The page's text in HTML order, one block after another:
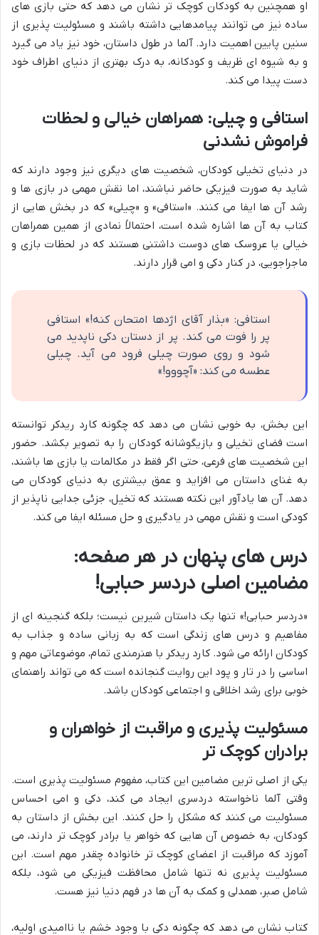
او همچنین به کودکان کوچک تر نشان می دهد که حتی بازی های
ساده نیز می توانند پیامدهایی داشته باشند و مسئولیت پذیری از
سنین پایین اهمیت دارد. آلما در طول داستان، خود نیز یاد می گیرد
و به شیوه ای ظریف و کودکانه، به درک بهتری از دنیای اطراف خود
دست پیدا می کند.
استافی و چیلی: همراهان خیالی و لحظات
فراموش نشدنی
در دنیای تخیلی کودکان، شخصیت های دیگری نیز وجود دارند که
شاید به صورت فیزیکی حاضر نباشند، اما نقش مهمی در بازی ها و
رشد آن ها ایفا می کنند. «استافی» و «چیلی» که در بخش هایی از
کتاب به آن ها اشاره شده است، احتمالاً نمادی از همین همراهان
خیالی یا عروسک های دوست داشتنی هستند که در لحظات بازی و
ماجراجویی، در کنار دکی و امی قرار دارند.
استافی: «بذار آقای اژدها امتحان کنه!» استافی
پر را فوت می کند. پر از دستان دکی ناپدید می
شود و روی صورت چیلی فرود می آید. چیلی
عطسه می کند: «آچووو!»
این بخش، به خوبی نشان می دهد که چگونه کارد ریدکر توانسته
است فضای تخیلی و بازیگوشانه کودکان را به تصویر بکشد. حضور
این شخصیت های فرعی، حتی اگر فقط در مکالمات یا بازی ها باشند،
به غنای داستان می افزاید و عمق بیشتری به دنیای کودکان می
دهد. آن ها یادآور این نکته هستند که تخیل، جزئی جدایی ناپذیر از
کودکی است و نقش مهمی در یادگیری و حل مسئله ایفا می کند.
درس های پنهان در هر صفحه:
مضامین اصلی دردسر حبابی!
«دردسر حبابی!» تنها یک داستان شیرین نیست؛ بلکه گنجینه ای از
مفاهیم و درس های زندگی است که به زبانی ساده و جذاب به
کودکان ارائه می شود. کارد ریدکر با هنرمندی تمام، موضوعاتی مهم و
اساسی را در تار و پود این روایت گنجانده است که می تواند راهنمای
خوبی برای رشد اخلاقی و اجتماعی کودکان باشد.
مسئولیت پذیری و مراقبت از خواهران و
برادران کوچک تر
یکی از اصلی ترین مضامین این کتاب، مفهوم مسئولیت پذیری است.
وقتی آلما ناخواسته دردسری ایجاد می کند، دکی و امی احساس
مسئولیت می کنند که مشکل را حل کنند. این بخش از داستان به
کودکان، به خصوص آن هایی که خواهر یا برادر کوچک تر دارند، می
آموزد که مراقبت از اعضای کوچک تر خانواده چقدر مهم است. این
مسئولیت پذیری نه تنها شامل محافظت فیزیکی می شود، بلکه
شامل صبر، همدلی و کمک به آن ها در فهم دنیا نیز هست.
کتاب نشان می دهد که چگونه دکی با وجود خشم یا ناامیدی اولیه،